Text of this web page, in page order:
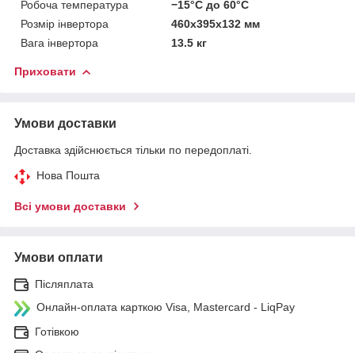
Робоча температура
−15°C до 60°C
Розмір інвертора
460х395х132 мм
Вага інвертора
13.5 кг
Приховати
Умови доставки
Доставка здійснюється тільки по передоплаті.
Нова Пошта
Всі умови доставки
Умови оплати
Післяплата
Онлайн-оплата карткою Visa, Mastercard - LiqPay
Готівкою